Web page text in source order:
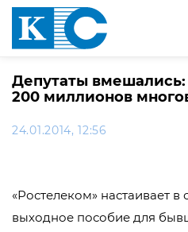
Депутаты
200 миллионов
24.01.2014, 12:56
«Ростелеком» настаивает
выходное пособие для